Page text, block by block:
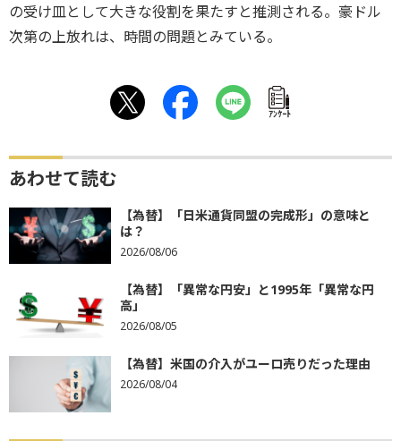
の受け皿として大きな役割を果たすと推測される。豪ドル
次第の上放れは、時間の問題とみている。
ｱﾝｹｰﾄ
あわせて読む
【為替】「日米通貨同盟の完成形」の意味と
は？
2026/08/06
【為替】「異常な円安」と1995年「異常な円
高」
2026/08/05
【為替】米国の介入がユーロ売りだった理由
2026/08/04